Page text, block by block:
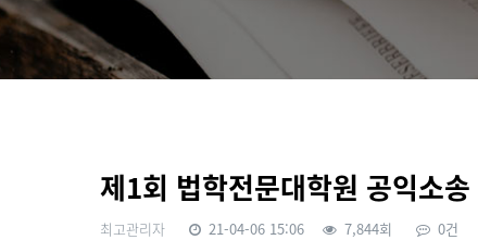
제1회 법학전문대학원 공익소
최고관리자 21-04-06 15:06 7,844회 0건